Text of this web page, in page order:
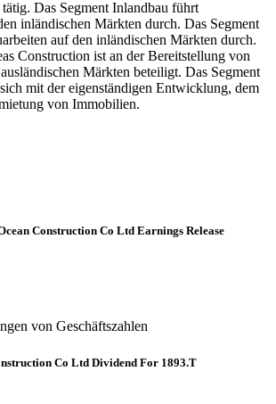
tätig. Das Segment Inlandbau führt
inländischen Märkten durch. Das Segment
auf den inländischen Märkten durch.
Construction ist an der Bereitstellung von
Märkten beteiligt. Das Segment
mit der eigenständigen Entwicklung, dem
von Immobilien.
Construction Co Ltd Earnings Release
von Geschäftszahlen
Co Ltd Dividend For 1893.T